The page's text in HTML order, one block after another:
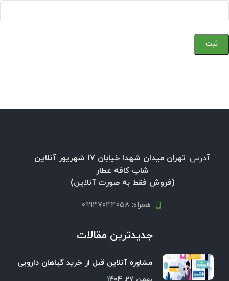
آدرس:
تهران میدان شهدا خیابان 17 شهریور آنلاین
شاپ کافه عطار
(فروش فقط به صورت آنلاین)
همراه: 09937044058
جدیدترین مقالات
مشاوره آنلاین قبل از خرید گیاهان دارویی